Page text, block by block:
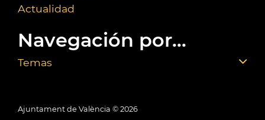
Actualidad
Navegación por...
Temas
Ajuntament de València © 2026